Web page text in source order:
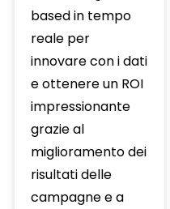
based in tempo
reale per
innovare con i dati
e ottenere un ROI
impressionante
grazie al
miglioramento dei
risultati delle
campagne e a